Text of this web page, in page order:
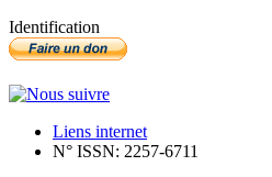
Identification
Liens internet
N° ISSN: 2257-6711